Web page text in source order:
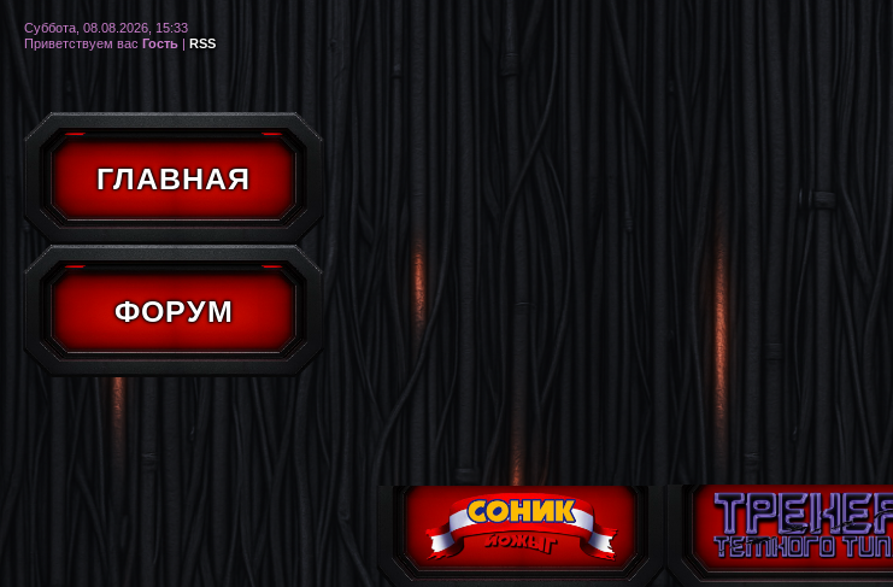
ГЛАВНАЯ
ФОРУМ
Суббота, 08.08.2026, 15:33
Приветствуем вас Гость | RSS